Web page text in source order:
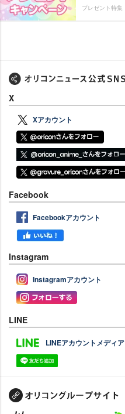
プレゼント特集
X
Xアカウント
Facebook
Facebookアカウント
Instagram
Instagramアカウント
LINE
LINEアカウントメディア